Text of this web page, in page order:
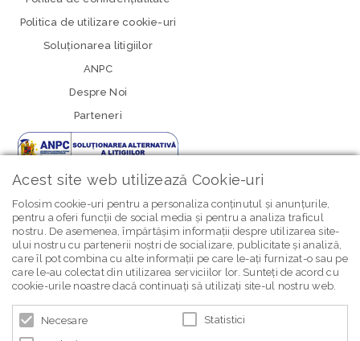
Politica de utilizare cookie-uri
Soluționarea litigiilor
ANPC
Despre Noi
Parteneri
newsletter Bebe Brands
Acest site web utilizează Cookie-uri
Folosim cookie-uri pentru a personaliza conținutul și anunțurile,
pentru a oferi funcții de social media și pentru a analiza traficul
nostru. De asemenea, împărtășim informații despre utilizarea site-
ului nostru cu partenerii noștri de socializare, publicitate și analiză,
care îl pot combina cu alte informații pe care le-ați furnizat-o sau pe
care le-au colectat din utilizarea serviciilor lor. Sunteți de acord cu
cookie-urile noastre dacă continuați să utilizați site-ul nostru web.
Necesare Statistici